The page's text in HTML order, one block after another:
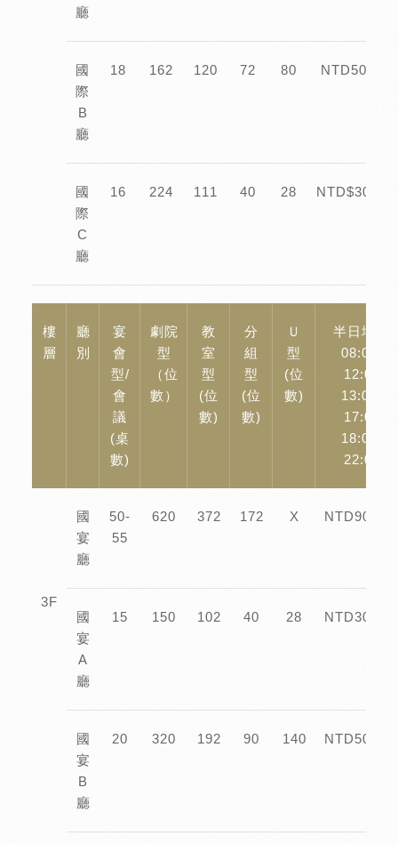
廳
國
際
B
廳
18 162 120 72 80 NTD50,000
國
際
C
廳
16 224 111 40 28
樓
層
廳
別
宴
會
型/
會
議
(桌
數)
劇院
型
（位
數）
教
室
型
(位
數)
分
組
型
(位
數)
Ｕ
型
(位
數)
半日場租
08:00-
12:00
13:00-
17:00
18:00-
22:00
3F
國
宴
廳
50-
55
620 372 172 X
國
宴
A
廳
15 150 102 40 28
國
宴
B
廳
20 320 192 90 140